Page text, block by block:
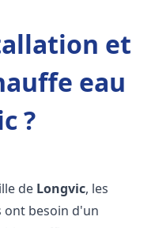
et
eau
?
de Longvic, les
ont besoin d'un